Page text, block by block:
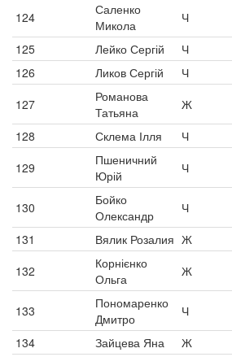
124
Саленко
Микола
Ч
125
Лейко Сергій Ч
126
Ликов Сергій Ч
127
Романова
Татьяна
Ж
128
Склема Ілля Ч
129
Пшеничний
Юрій
Ч
130
Бойко
Олександр
Ч
131
Вялик Розалия Ж
132
Корнієнко
Ольга
Ж
133
Пономаренко
Дмитро
Ч
134
Зайцева Яна Ж